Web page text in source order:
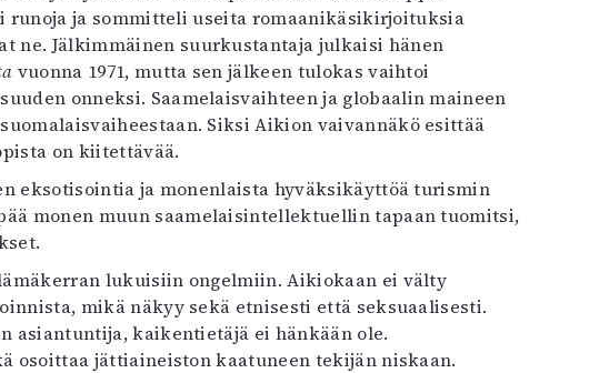
ja sommitteli useita romaanikäsikirjoituksia
ne. Jälkimmäinen suurkustantaja julkaisi hänen
vuonna 1971, mutta sen jälkeen tulokas vaihtoi
onneksi. Saamelaisvaihteen ja globaalin maineen
Siksi Aikion vaivannäkö esittää
on kiitettävää.
eksotisointia ja monenlaista hyväksikäyttöä turismin
monen muun saamelaisintellektuellin tapaan tuomitsi,
lukuisiin ongelmiin. Aikiokaan ei välty
mikä näkyy sekä etnisesti että seksuaalisesti.
asiantuntija, kaikentietäjä ei hänkään ole.
osoittaa jättiaineiston kaatuneen tekijän niskaan.